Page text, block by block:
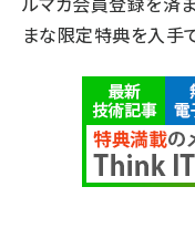
まな限定特典を入手